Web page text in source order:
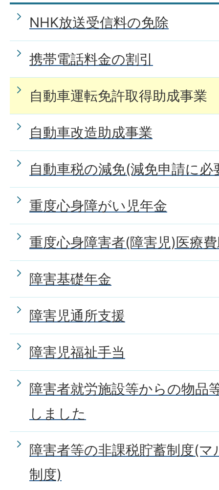
NHK放送受信料の免除
携帯電話料金の割引
自動車運転免許取得助成事業
自動車改造助成事業
自動車税の減免(減免申請に
重度心身障がい児年金
重度心身障害者(障害児)医療
障害基礎年金
障害児通所支援
障害児福祉手当
障害者就労施設等からの物品
しました
障害者等の非課税貯蓄制度(
制度)